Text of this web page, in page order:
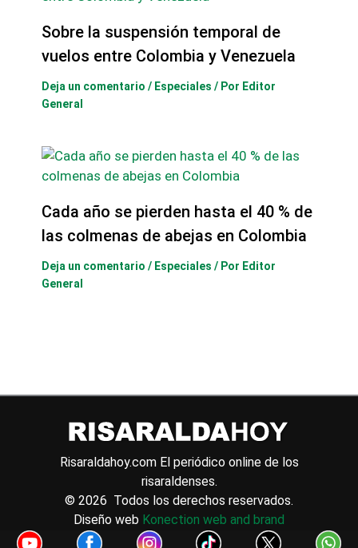
Sobre la suspensión temporal de
vuelos entre Colombia y Venezuela
Deja un comentario / Especiales / Por Editor
General
Cada año se pierden hasta el 40 % de
las colmenas de abejas en Colombia
Deja un comentario / Especiales / Por Editor
General
Risaraldahoy.com El periódico online de los
risaraldenses.
© 2026 Todos los derechos reservados.
Diseño web Konection web and brand